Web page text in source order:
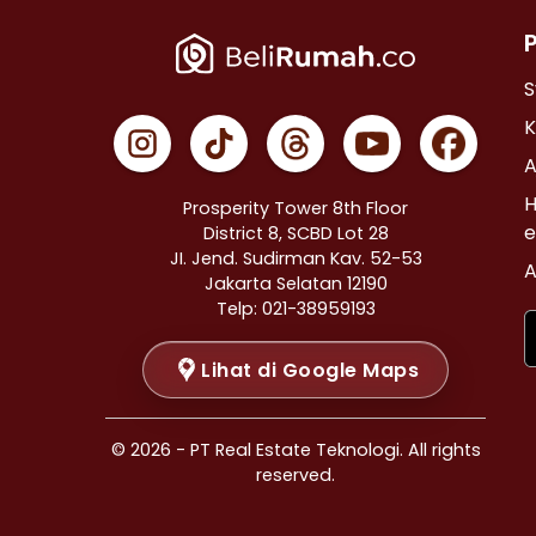
Properti Dijual di Johar Baru >
Properti Dijual di Menteng >
Properti Dijual di Tanah Abang >
Properti Dijual di Kramat >
Properti Dijual di Bendungan Hilir >
Properti Dijual di Jakarta Selatan >
Properti Dijual di Cilandak >
Properti Dijual di Gandaria Selatan >
Properti Dijual di Cipete Selatan >
Properti Dijual di Lenteng Agung >
Properti Dijual di Pondok Pinang >
Properti Dijual di Kebayoran Baru >
Properti Dijual di Mampang Prapatan >
Prosperity Tower 8th Floor
District 8, SCBD Lot 28
JI. Jend. Sudirman Kav. 52-53
Jakarta Selatan 12190
Telp: 021-38959193
Lihat di Google Maps
© 2026 - PT Real Estate Teknologi. All rights
reserved.